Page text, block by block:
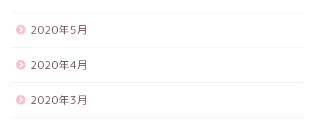
2020年5月
2020年4月
2020年3月